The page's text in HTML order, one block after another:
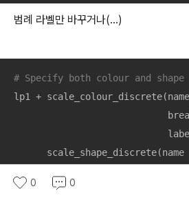
범례 라벨만 바꾸거나(...)
# Specify both colour and shape
lp1 +
scale_shape_discrete(name
0 0